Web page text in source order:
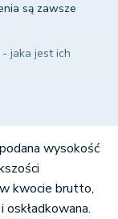
są zawsze
jaka jest ich
ubezpieczenie
wysokość
kwocie brutto,